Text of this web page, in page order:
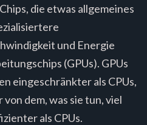
die etwas allgemeines
und Energie
(GPUs). GPUs
eingeschränkter als CPUs,
dem, was sie tun, viel
als CPUs.